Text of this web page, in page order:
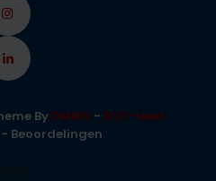
By DMWS - RSS-feed
- Beoordelingen